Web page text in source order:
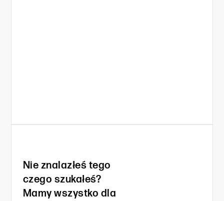
Nie znalazłeś tego
czego szukałeś?
Mamy wszystko dla